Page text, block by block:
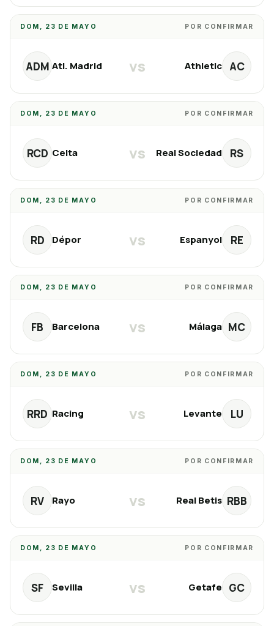
DOM, 23 DE MAYO POR CONFIRMAR
ADM Atl. Madrid vs AC
Athletic
DOM, 23 DE MAYO POR CONFIRMAR
RCD Celta vs RS
Real Sociedad
DOM, 23 DE MAYO POR CONFIRMAR
RD Dépor vs RE
Espanyol
DOM, 23 DE MAYO POR CONFIRMAR
FB Barcelona vs MC
Málaga
DOM, 23 DE MAYO POR CONFIRMAR
RRD Racing vs LU
Levante
DOM, 23 DE MAYO POR CONFIRMAR
RV Rayo vs RBB
Real Betis
DOM, 23 DE MAYO POR CONFIRMAR
SF Sevilla vs GC
Getafe